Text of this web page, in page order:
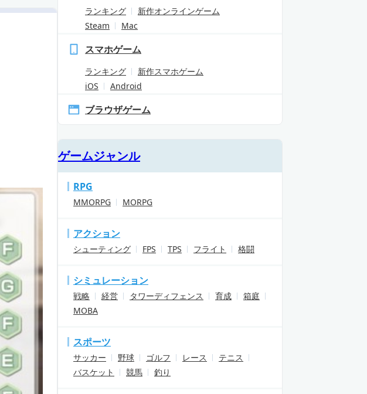
ランキング
新作オンラインゲーム
Steam
Mac
スマホゲーム
ランキング
新作スマホゲーム
iOS
Android
ブラウザゲーム
ゲームジャンル
RPG
MMORPG MORPG
アクション
シューティング FPS TPS フライト 格闘
シミュレーション
戦略 経営 タワーディフェンス 育成
箱庭
MOBA
スポーツ
サッカー 野球 ゴルフ レース
テニス
バスケット
競馬 釣り